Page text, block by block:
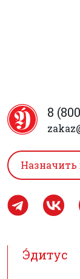
8
Назначить
Э́дитус